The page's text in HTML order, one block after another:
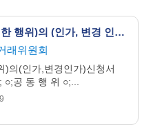
토록 하며 실효성을 확
포함할 수 있음.
조(부당한 공동행위의
24조의2(산업합리화를
건) 내지 제28조(중소기
위한 공동행위의 요건)
(공동 행위, 경쟁 제한 행위)의 (인가, 변경 인가) 신청서
래위원회
)의(인가,변경인가)신청서
○;공 동 행 위 ○;...